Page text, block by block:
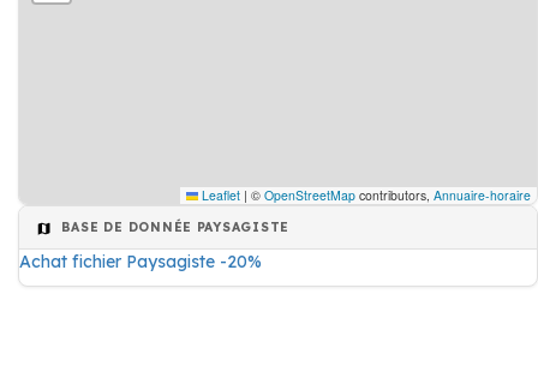
Leaflet | © OpenStreetMap contributors, Annuaire-horaire
BASE DE DONNÉE PAYSAGISTE
Achat fichier Paysagiste -20%